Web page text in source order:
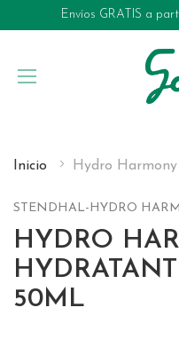
Envíos GRATIS a
Inicio Hydro
STENDHAL-HYDRO
HYDRO
50ML